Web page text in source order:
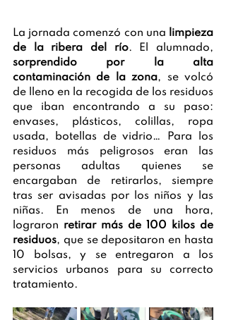
La jornada comenzó con una
limpieza
de la ribera del río
sorprendido por la alta
contaminación de la zona, se volcó
de lleno en la recogida de los residuos
que iban encontrando a su paso:
envases, plásticos, colillas, ropa
usada, botellas de vidrio… Para los
residuos más peligrosos eran las
personas adultas quienes se
encargaban de retirarlos, siempre
tras ser avisadas por los niños y las
niñas. En menos de una hora,
lograron retirar más de 100 kilos de
residuos, que se depositaron en hasta
10 bolsas, y se entregaron a los
servicios urbanos para su correcto
tratamiento.